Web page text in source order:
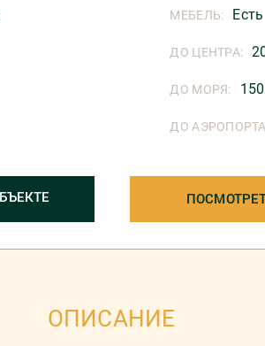
МЕБЕЛЬ: Есть
ДО ЦЕНТРА:
ДО МОРЯ:
ДО
ОПИСАНИЕ